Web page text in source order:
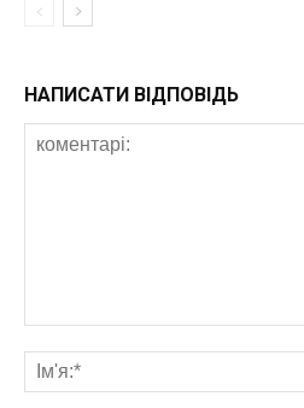
НАПИСАТИ ВІДПОВІДЬ